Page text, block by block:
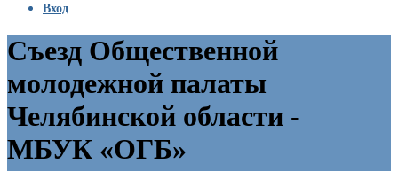
Вход
Съезд Общественной
молодежной палаты
Челябинской области -
МБУК «ОГБ»